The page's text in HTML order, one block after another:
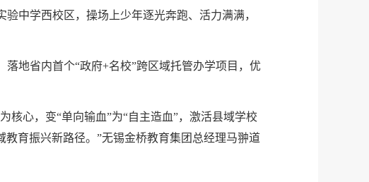
中学西校区，操场上少年逐光奔跑、活力满满，
地省内首个“政府+名校”跨区域托管办学项目，优
核心，变“单向输血”为“自主造血”，激活县域学校
育振兴新路径。”无锡金桥教育集团总经理马翀道